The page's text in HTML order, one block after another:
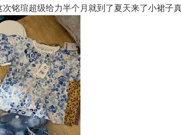
次铭瑄超级给力半个月就到了夏天来了小裙子